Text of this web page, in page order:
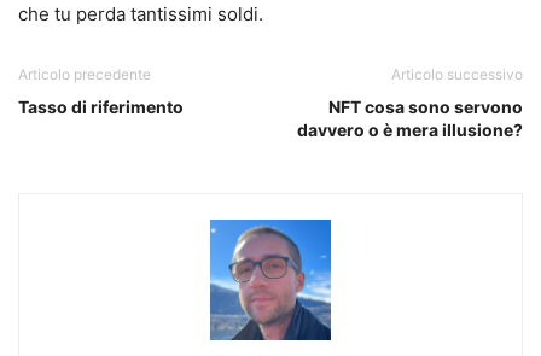
che tu perda tantissimi soldi.
Articolo precedente
Tasso di riferimento
Articolo successivo
NFT cosa sono servono
davvero o è mera illusione?